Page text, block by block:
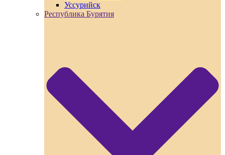
Уссурийск
Республика Бурятия